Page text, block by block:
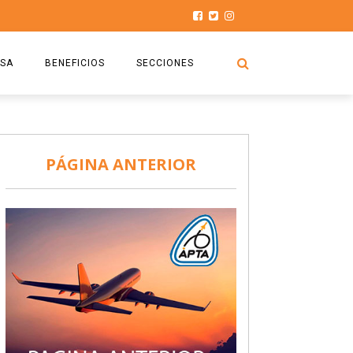
BENEFICIOS
COMISIÓN
SECCIONES
SEGURIDAD AÉREA
TURISMO Y RECREACIÓN
VIDEOS
PÁGINA ANTERIOR